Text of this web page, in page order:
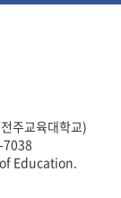
주교육대학교)
7038
Education.